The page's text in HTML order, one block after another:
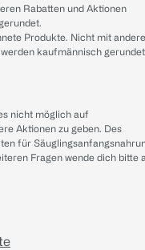
Rabatten und Aktionen
Produkte. Nicht mit
kaufmännisch
nicht möglich auf
Aktionen zu geben. Des
für
Fragen wende dich bitte